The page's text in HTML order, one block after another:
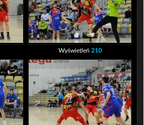
Wyświetleń 210